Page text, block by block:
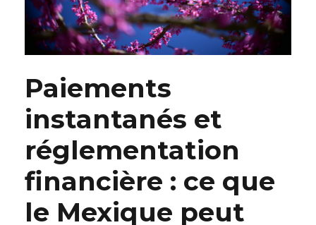
Paiements
instantanés et
réglementation
financière : ce que
le Mexique peut